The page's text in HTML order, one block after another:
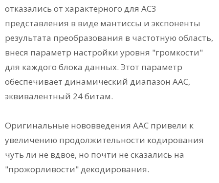
отказались от характерного для АС3
представления в виде мантиссы и экспоненты
результата преобразования в частотную область,
внеся параметр настройки уровня "громкости"
для каждого блока данных. Этот параметр
обеспечивает динамический диапазон ААС,
эквивалентный 24 битам.
Оригинальные нововведения ААС привели к
увеличению продолжительности кодирования
чуть ли не вдвое, но почти не сказались на
"прожорливости" декодирования.